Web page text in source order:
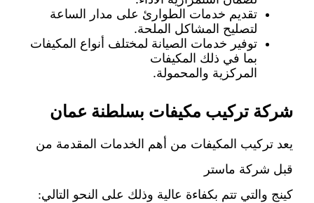
تقديم خدمات الطوارئ على مدار الساعة
لتصليح المشاكل الملحة.
توفير خدمات الصيانة لمختلف أنواع المكيفات
بما في ذلك المكيفات
المركزية والمحمولة.
شركة تركيب مكيفات بسلطنة عمان
يعد تركيب المكيفات من أهم الخدمات المقدمة من
قبل شركة ماستر
كينج والتي تتم بكفاءة عالية وذلك على النحو التالي: